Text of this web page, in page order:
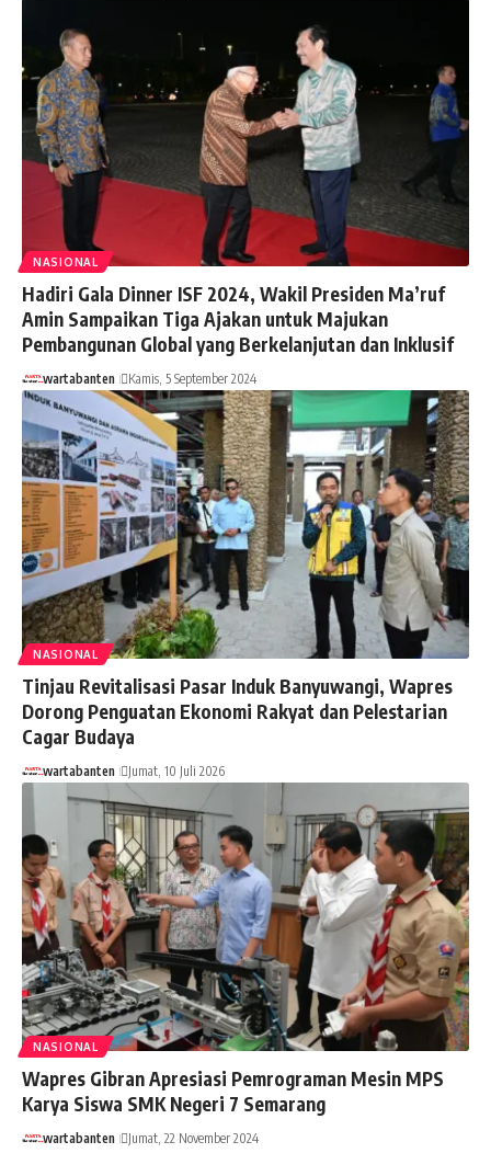
NASIONAL
Hadiri Gala Dinner ISF 2024, Wakil Presiden Ma’ruf
Amin Sampaikan Tiga Ajakan untuk Majukan
Pembangunan Global yang Berkelanjutan dan Inklusif
wartabanten Kamis, 5 September 2024
NASIONAL
Tinjau Revitalisasi Pasar Induk Banyuwangi, Wapres
Dorong Penguatan Ekonomi Rakyat dan Pelestarian
Cagar Budaya
wartabanten Jumat, 10 Juli 2026
NASIONAL
Wapres Gibran Apresiasi Pemrograman Mesin MPS
Karya Siswa SMK Negeri 7 Semarang
wartabanten Jumat, 22 November 2024